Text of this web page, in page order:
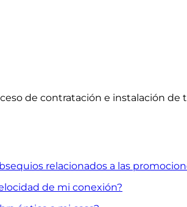
de contratación e instalación de
relacionados a las
de mi conexión?